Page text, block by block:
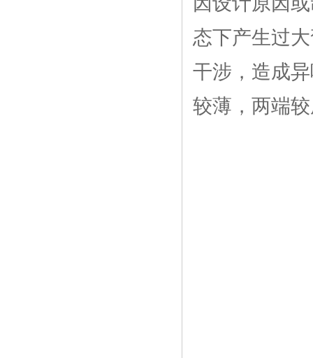
态下产生过
干涉，造成
较薄，两端